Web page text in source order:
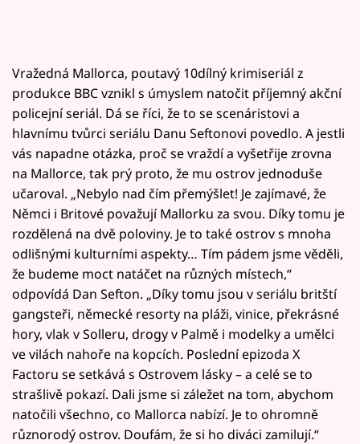
Vražedná Mallorca, poutavý 10dílný krimiseriál z
produkce BBC vznikl s úmyslem natočit příjemný akční
policejní seriál. Dá se říci, že to se scenáristovi a
hlavnímu tvůrci seriálu Danu Seftonovi povedlo. A jestli
vás napadne otázka, proč se vraždí a vyšetřije zrovna
na Mallorce, tak prý proto, že mu ostrov jednoduše
učaroval. „Nebylo nad čím přemýšlet! Je zajímavé, že
Němci i Britové považují Mallorku za svou. Díky tomu je
rozdělená na dvě poloviny. Je to také ostrov s mnoha
odlišnými kulturními aspekty… Tím pádem jsme věděli,
že budeme moct natáčet na různých místech,“
odpovídá Dan Sefton. „Díky tomu jsou v seriálu britští
gangsteři, německé resorty na pláži, vinice, překrásné
hory, vlak v Solleru, drogy v Palmě i modelky a umělci
ve vilách nahoře na kopcích. Poslední epizoda X
Factoru se setkává s Ostrovem lásky – a celé se to
strašlivě pokazí. Dali jsme si záležet na tom, abychom
natočili všechno, co Mallorca nabízí. Je to ohromně
různorodý ostrov. Doufám, že si ho diváci zamilují.“